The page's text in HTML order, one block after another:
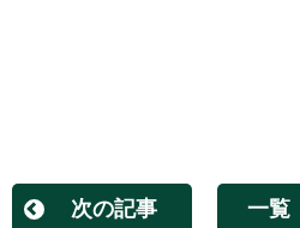
次の記事 一覧